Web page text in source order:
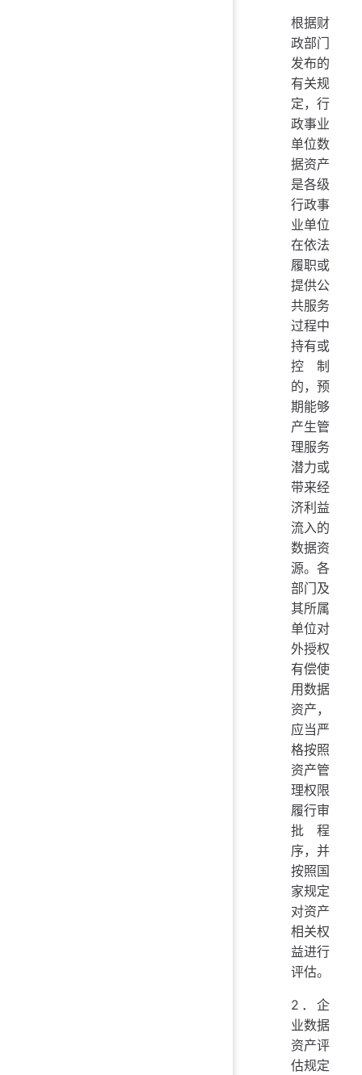
根据财
政部门
发布的
有关规
定，行
政事业
单位数
据资产
是各级
行政事
业单位
在依法
履职或
提供公
共服务
过程中
持有或
控制
的，预
期能够
产生管
理服务
潜力或
带来经
济利益
流入的
数据资
源。各
部门及
其所属
单位对
外授权
有偿使
用数据
资产，
应当严
格按照
资产管
理权限
履行审
批程
序，并
按照国
家规定
对资产
相关权
益进行
评估。
2．企
业数据
资产评
估规定